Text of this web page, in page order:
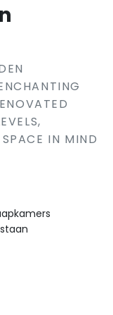
IN MIND